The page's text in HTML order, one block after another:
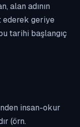
alan adının
ederek geriye
tarihi başlangıç
insan-okur
(örn.